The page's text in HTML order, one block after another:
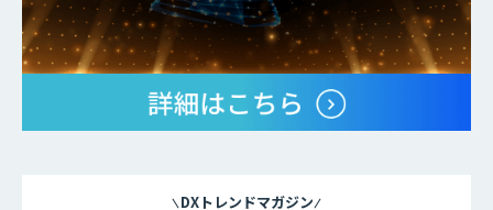
DXトレンドマガジン